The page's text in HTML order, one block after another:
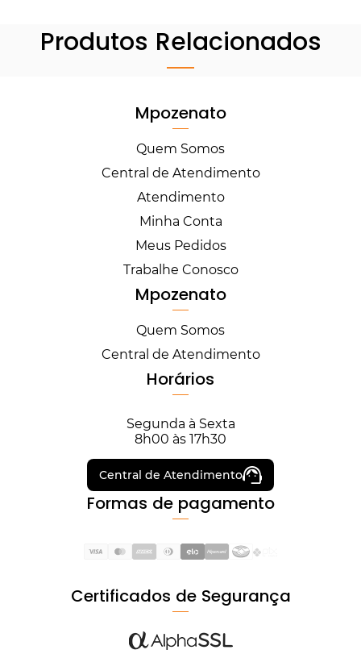
Produtos Relacionados
Mpozenato
Quem Somos
Central de Atendimento
Atendimento
Minha Conta
Meus Pedidos
Trabalhe Conosco
Mpozenato
Quem Somos
Central de Atendimento
Horários
Segunda à Sexta
8h00 às 17h30
Central de Atendimento
Formas de pagamento
Certificados de Segurança